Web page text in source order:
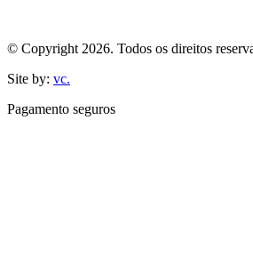
© Copyright 2026. Todos os direitos
Site by: vc.
Pagamento seguros